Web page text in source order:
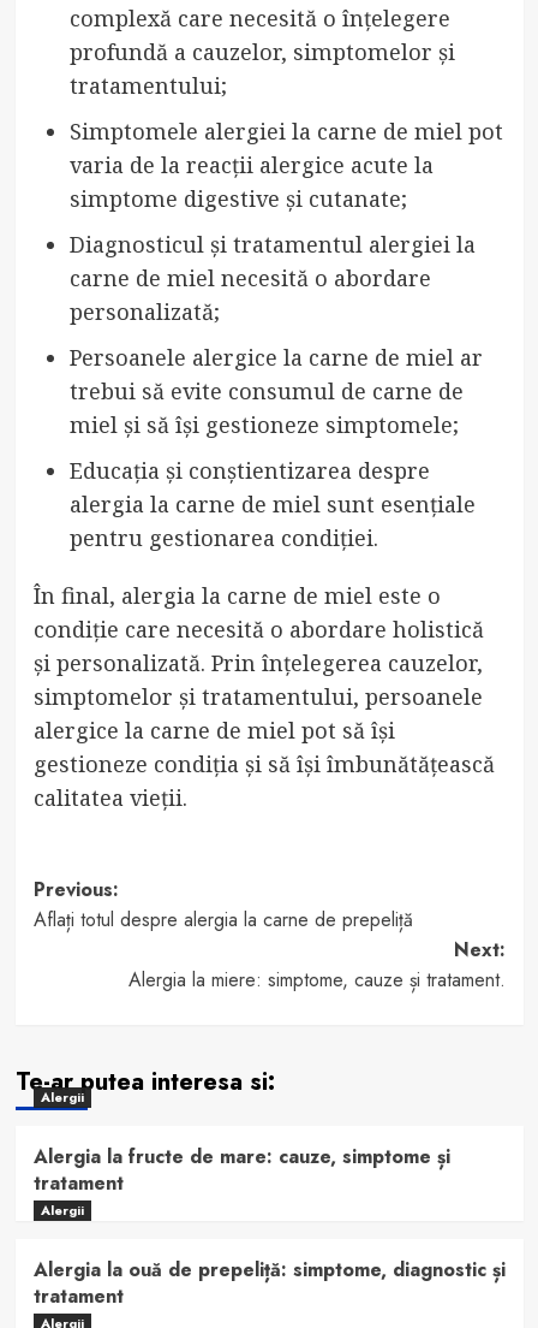
complexă care necesită o înțelegere
profundă a cauzelor, simptomelor și
tratamentului;
Simptomele alergiei la carne de miel pot
varia de la reacții alergice acute la
simptome digestive și cutanate;
Diagnosticul și tratamentul alergiei la
carne de miel necesită o abordare
personalizată;
Persoanele alergice la carne de miel ar
trebui să evite consumul de carne de
miel și să își gestioneze simptomele;
Educația și conștientizarea despre
alergia la carne de miel sunt esențiale
pentru gestionarea condiției.
În final, alergia la carne de miel este o
condiție care necesită o abordare holistică
și personalizată. Prin înțelegerea cauzelor,
simptomelor și tratamentului, persoanele
alergice la carne de miel pot să își
gestioneze condiția și să își îmbunătățească
calitatea vieții.
Post
navigation
Previous:
Aflați totul despre alergia la carne de prepeliță
Next:
Alergia la miere: simptome, cauze și tratament.
Te-ar putea interesa si:
Alergii
Alergia la fructe de mare: cauze, simptome și
tratament
Alergii
Alergia la ouă de prepeliță: simptome, diagnostic și
tratament
Alergii